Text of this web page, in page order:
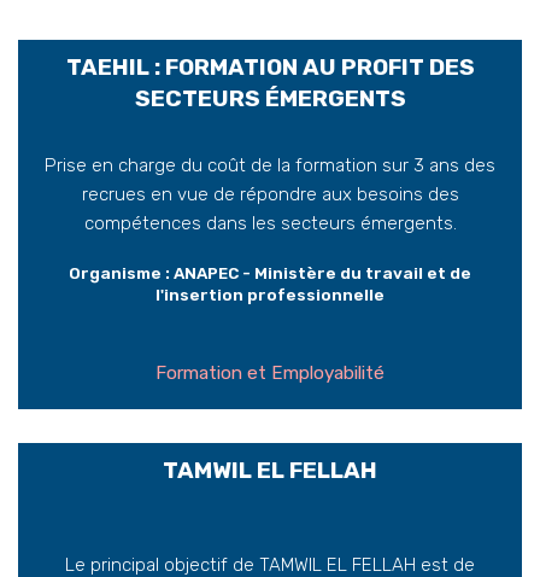
TAEHIL : FORMATION AU PROFIT DES
SECTEURS ÉMERGENTS
Prise en charge du coût de la formation sur 3 ans des
recrues en vue de répondre aux besoins des
compétences dans les secteurs émergents.
Organisme : ANAPEC - Ministère du travail et de
l'insertion professionnelle
Formation et Employabilité
TAMWIL EL FELLAH
Le principal objectif de TAMWIL EL FELLAH est de